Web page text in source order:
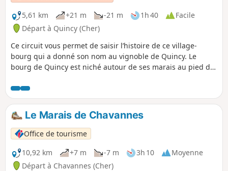
5,61 km
+21 m -21 m 1h 40
Facile
Départ à Quincy (Cher)
Ce circuit vous permet de saisir l’histoire de ce village-
bourg qui a donné son nom au vignoble de Quincy. Le
bourg de Quincy est niché autour de ses marais au pied de
constitué à partir de Quinciacus, la Villa de Quincius,
mentionnée dans des documents de l’Abbaye Saint-Germain
des Prés à Paris dès le VIIe siècle. Le développement
agraire s’est fait en cercles concentriques : les jardins dans
le marais, les vignes sur les terrasses de graves sableuses,
puis les champs en allant vers la forêt qui continue à
encercler l’aire cultivée. Le paysage agraire nous révèle
ainsi deux millénaires d’histoire.
Le Marais de Chavannes
Office de tourisme
10,92 km
+7 m -7 m 3h 10
Moyenne
Départ à Chavannes (Cher)